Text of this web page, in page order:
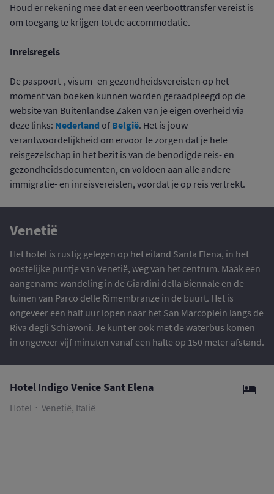
Houd er rekening mee dat er een veerboottransfer vereist is
om toegang te krijgen tot de accommodatie.
Inreisregels
De paspoort-, visum- en gezondheidsvereisten op het
moment van boeken kunnen worden geraadpleegd op de
website van Buitenlandse Zaken van je eigen overheid via
deze links: Nederland of België. Het is jouw
verantwoordelijkheid om ervoor te zorgen dat je hele
reisgezelschap in het bezit is van de benodigde reis- en
gezondheidsdocumenten, en voldoen aan alle andere
immigratie- en inreisvereisten, voordat je op reis vertrekt.
Venetië
Het hotel is rustig gelegen op het eiland Santa Elena, in het
oostelijke puntje van Venetië, weg van het centrum. Maak een
aangename wandeling in de Giardini della Biennale en de
tuinen van Parco delle Rimembranze in de buurt. Het is
ongeveer een half uur lopen naar het San Marcoplein langs de
Riva degli Schiavoni. Je kunt er ook met de waterbus komen
in ongeveer vijf minuten vanaf een halte op 150 meter afstand.
Hotel Indigo Venice Sant Elena
Hotel Venetië, Italië